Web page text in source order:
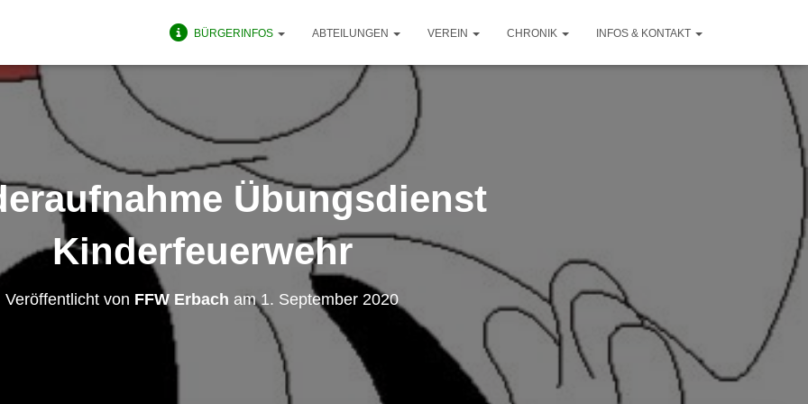
BÜRGERINFOS ABTEILUNGEN VEREIN CHRONIK INFOS & KONTAKT
Übungsdienst
Kinderfeuerwehr
Veröffentlicht von FFW Erbach am1. September 2020